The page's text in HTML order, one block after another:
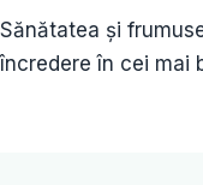
Sănătatea și
încredere în cei mai